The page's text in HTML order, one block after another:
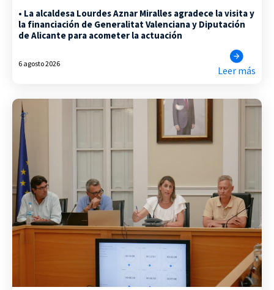
• La alcaldesa Lourdes Aznar Miralles agradece la visita y
la financiación de Generalitat Valenciana y Diputación
de Alicante para acometer la actuación
6 agosto 2026
Leer más